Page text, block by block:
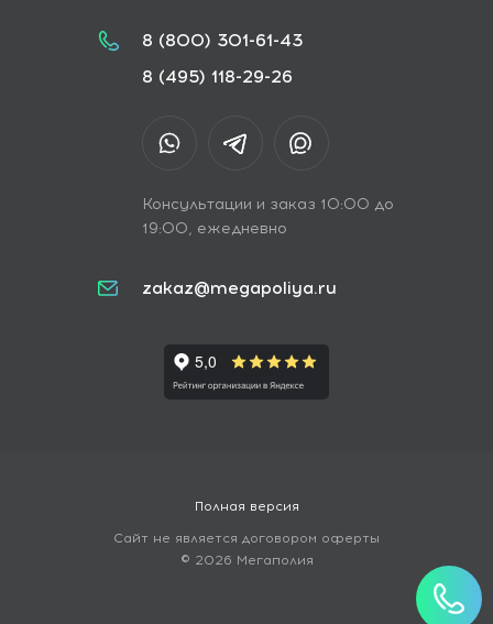
8 (800) 301-61-43
8 (495) 118-29-26
Консультации и заказ 10:00 до
19:00, ежедневно
zakaz@megapoliya.ru
Полная версия
Сайт не является договором оферты
© 2026 Мегаполия